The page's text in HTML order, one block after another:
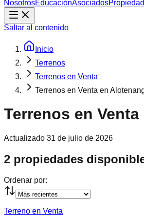
NosotrosEducaciónAsociados
Saltar al contenido
Inicio
Terrenos
Terrenos en Venta
Terrenos en Venta en
Terrenos en
Actualizado 31 de julio de 2026
2 propiedades
Ordenar por:
Terreno en Venta